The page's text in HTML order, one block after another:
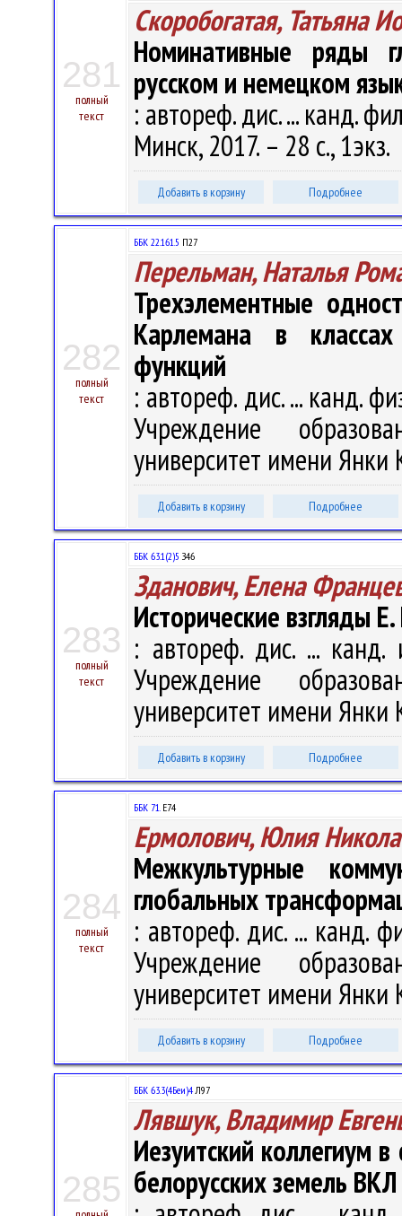
281
полный
текст
Скоробогатая, Татьяна
Номинативные ряды
русском и немецком
: автореф. дис. ... канд.
Минск, 2017. – 28 с., 1экз.
Добавить в корзину Подробнее
282
полный
текст
ББК 22.161.5 П27
Перельман, Наталья
Трехэлементные
Карлемана в классах
функций
: автореф. дис. ... канд.
Учреждение
университет имени Янки
Добавить в корзину Подробнее
283
полный
текст
ББК 63.1(2)5 З46
Зданович, Елена
Исторические взгляды
: автореф. дис. ...
Учреждение
университет имени Янки
Добавить в корзину Подробнее
284
полный
текст
ББК 71.Е74
Ермолович, Юлия
Межкультурные
глобальных
: автореф. дис. ... канд.
Учреждение
университет имени Янки
Добавить в корзину Подробнее
285
ББК 63.3(4Беи)4Л97
Лявшук, Владимир
Иезуитский коллегиум
белорусских земель